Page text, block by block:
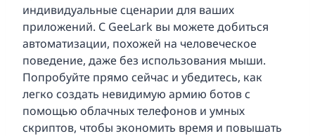
индивидуальные сценарии для ваших
приложений. С GeeLark вы можете добиться
автоматизации, похожей на человеческое
поведение, даже без использования мыши.
Попробуйте прямо сейчас и убедитесь, как
легко создать невидимую армию ботов с
помощью облачных телефонов и умных
скриптов, чтобы экономить время и повышать